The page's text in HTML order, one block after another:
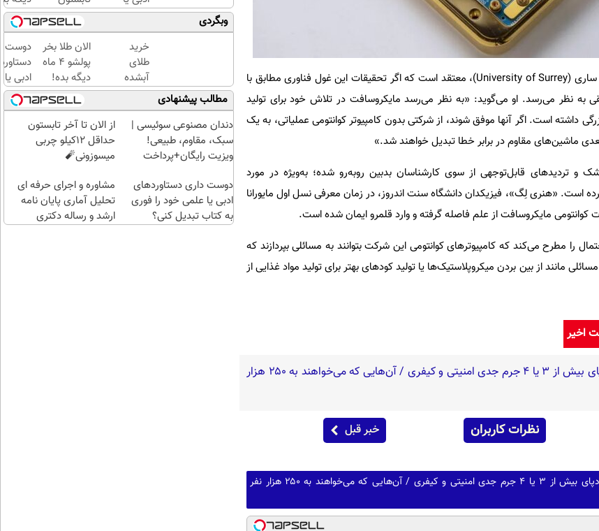
«پل استیونسون»، استاد فیزیک دانشگاه ساری (University of Surrey)، معتقد است که اگر تحقیقات این غول فناوری مطابق با
به نظر می‌رسد. او می‌گوید: «به نظر می‌رسد مایکروسافت در تلاش خود برای تولید
داشته است. اگر آنها موفق شوند، از شرکتی بدون کامپیوتر کوانتومی عملیاتی، به یک
ماشین‌های مقاوم در برابر خطا تبدیل خواهند شد.»
و تردیدهای قابل‌توجهی از سوی کارشناسان بدبین روبه‌رو شده؛ به‌ویژه در مورد
کرده است. «هنری لِگ»، فیزیکدان دانشگاه سنت اندروز، در زمان معرفی نسل اول مایورانا
کوانتومی مایکروسافت از علم فاصله گرفته و وارد قلمرو ایمان شده است.
را مطرح می‌کند که کامپیوترهای کوانتومی این شرکت بتوانند به مسائلی بپردازند که
مانند از بین بردن میکروپلاستیک‌ها یا تولید کودهای بهتر برای تولید مواد غذایی از
اخیر
گفته‌های یک روحانی تندرو و ردپای بیش از ۳ یا ۴ جرم جدی امنیتی و کیفری / آن‌هایی که می‌خواهند به ۲۵۰ هزار
نظرات کاربران خبر قبل
گفته‌های یک روحانی تندرو و ردپای بیش از ۳ یا ۴ جرم جدی امنیتی و کیفری / آن‌هایی که می‌خواهند به ۲۵۰ هزار نفر
علمی خود را
فوری به
کتاب تبدیل
کنی؟
حداقل
12کیلو
چربی
میسوزونی
🧨
طلا با
بی‌بهره
وبگردی
خرید
طلای
آبشده
حتی با
۱۰۰هزارتومان
الان طلا بخر
پولشو 4 ماه
دیگه بده!
سرمایه‌گذاری
طلا با اقساط
بی‌بهره
دوست
ادبی یا
علمی
فوری به
کتاب
مطالب پیشنهادی
دندان مصنوعی سوئیسی |
سبک، مقاوم، طبیعی!
ویزیت رایگان+پرداخت
از الان تا آخر تابستون
حداقل 12کیلو چربی
میسوزونی🧨
دوست داری دستاوردهای
ادبی یا علمی خود را فوری
به کتاب تبدیل کنی؟
مشاوره و اجرای حرفه ای
تحلیل آماری پایان نامه
ارشد و رساله دکتری